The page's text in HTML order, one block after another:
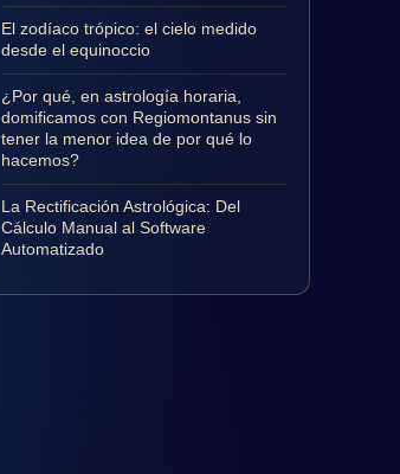
El zodíaco trópico: el cielo medido
desde el equinoccio
¿Por qué, en astrología horaria,
domificamos con Regiomontanus sin
tener la menor idea de por qué lo
hacemos?
La Rectificación Astrológica: Del
Cálculo Manual al Software
Automatizado